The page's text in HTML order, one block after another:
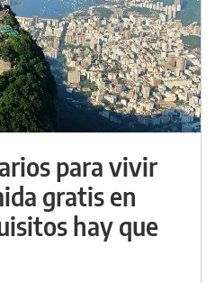
para vivir
gratis en
hay que